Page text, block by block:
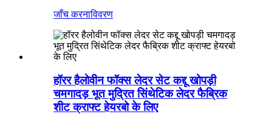
जाँच करनाविवरण
हॉरर हैलोवीन फॉक्स लेदर सेट कद्दू खोपड़ी
चमगादड़ भूत मुद्रित सिंथेटिक लेदर फैब्रिक
शीट क्राफ्ट हेयरबो के लिए